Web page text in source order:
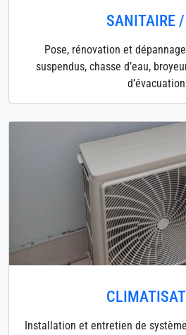
SANITAIRE
Pose, rénovation et
suspendus, chasse d’eau,
Installation et entretien de